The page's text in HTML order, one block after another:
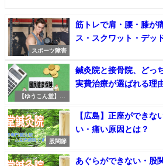
スポーツ障害
筋トレで肩・腰・膝が
ス・スクワット・デッ
【ゆうこん堂】の
鍼灸院と接骨院、どっ
実費治療が選ばれる理
股関節
【広島】正座ができな
い・痛い原因とは？
あぐらができない・股